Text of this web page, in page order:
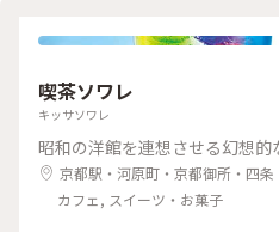
に幸せでした😊 ＊ ギャラリ
めぞの #梅園
しい 蜜がたっぷりのみたら
れます😊 店内の配置を変え
人席になり 通い始めて幾数
した😊 中庭がいい感じで
ちょっと甘い物が食べたい
うお店です😊 #京都カフェ #パフェ活2024 #みたらし団子 #秋
の彩り #クラシカルな街 #私
喫茶ソワレ
キッサソワレ
昭和の洋館を連想させる幻想的
京都駅・河原町・京都御所・四条
カフェ, スイーツ・お菓子